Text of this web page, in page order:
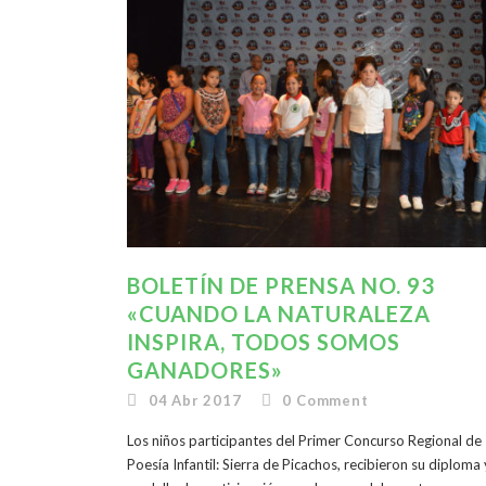
BOLETÍN DE PRENSA NO. 93
«CUANDO LA NATURALEZA
INSPIRA, TODOS SOMOS
GANADORES»
04 Abr 2017 0 Comment
Los niños participantes del Primer Concurso Regional de
Poesía Infantil: Sierra de Picachos, recibieron su diploma